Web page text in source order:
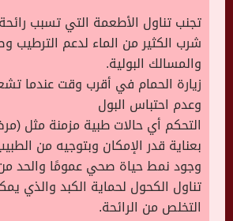
تجنب تناول الأطعمة التي تسبب
شرب الكثير من الماء لدعم الترطيب
والمسالك البولية.
زيارة الحمام في أقرب وقت عندما
وعدم احتباس البول
التحكم أي حالات طبية مزمنة مثل
بعناية قدر الإمكان وبتوجيه من
وجود نمط حياة صحي عمومًا والحد
تناول الكحول لحماية الكبد والذي
التخلص من الرائحة.